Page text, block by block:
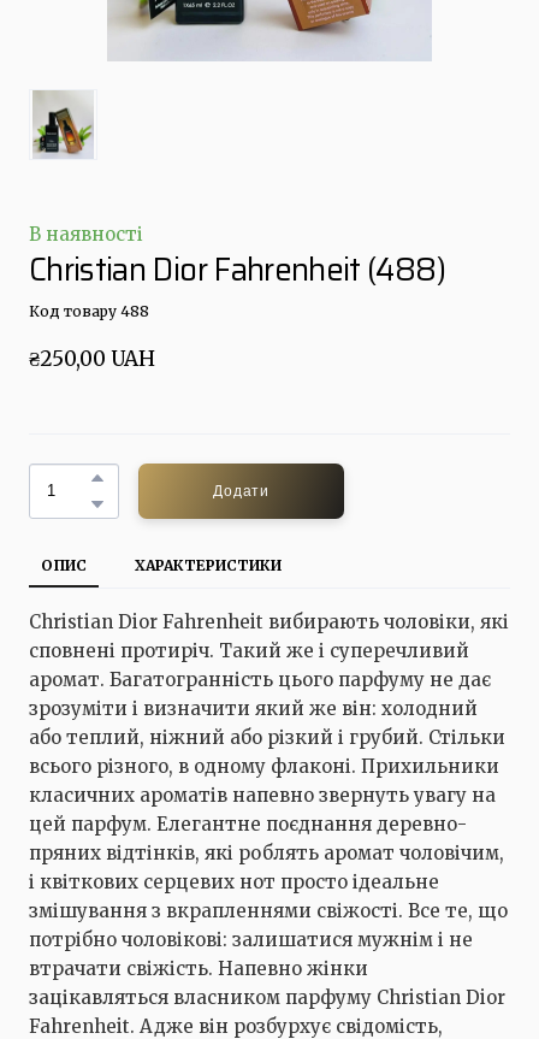
В наявності
Christian Dior Fahrenheit(488)
Код товару 488
₴250,00 UAH
Додати
ОПИС ХАРАКТЕРИСТИКИ
Christian Dior Fahrenheit вибирають чоловіки, які
сповнені протиріч. Такий же і суперечливий
аромат. Багатогранність цього парфуму не дає
зрозуміти і визначити який же він: холодний
або теплий, ніжний або різкий і грубий. Стільки
всього різного, в одному флаконі. Прихильники
класичних ароматів напевно звернуть увагу на
цей парфум. Елегантне поєднання деревно-
пряних відтінків, які роблять аромат чоловічим,
і квіткових серцевих нот просто ідеальне
змішування з вкрапленнями свіжості. Все те, що
потрібно чоловікові: залишатися мужнім і не
втрачати свіжість. Напевно жінки
зацікавляться власником парфуму Christian Dior
Fahrenheit. Адже він розбурхує свідомість,